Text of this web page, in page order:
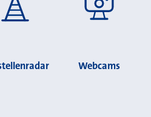
Webcams